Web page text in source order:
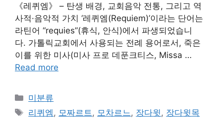
《레퀴엠》 – 탄생 배경, 교회음악 전통, 그리고 역
사적·음악적 가치 ‘레퀴엠(Requiem)’이라는 단어는
라틴어 “requies”(휴식, 안식)에서 파생되었습니
다. 가톨릭교회에서 사용되는 전례 용어로서, 죽은
이를 위한 미사(미사 프로 데푼크티스, Missa …
Read more
Categories
미분류
Tags
리퀴엠, 모짜르트, 모차르느, 장다윗, 장다윗목